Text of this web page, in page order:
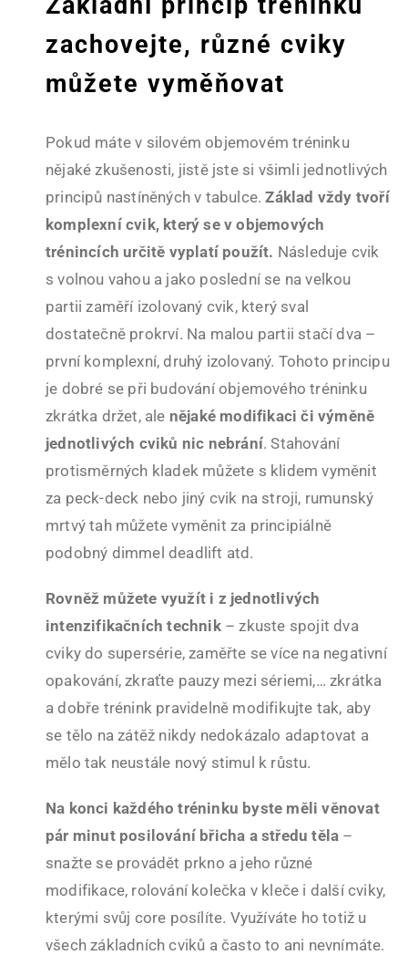
zachovejte, různé cviky
můžete vyměňovat
Pokud máte v silovém objemovém tréninku
nějaké zkušenosti, jistě jste si všimli jednotlivých
principů nastíněných v tabulce.Základ vždy tvoří
komplexní cvik, který se v objemových
trénincích určitě vyplatí použít. Následuje cvik
s volnou vahou a jako poslední se na velkou
partii zaměří izolovaný cvik, který sval
dostatečně prokrví. Na malou partii stačí dva –
první komplexní, druhý izolovaný. Tohoto principu
je dobré se při budování objemového tréninku
zkrátka držet, ale nějaké modifikaci či výměně
jednotlivých cviků nic nebrání. Stahování
protisměrných kladek můžete s klidem vyměnit
za peck-deck nebo jiný cvik na stroji, rumunský
mrtvý tah můžete vyměnit za principiálně
podobný dimmel deadlift atd.
Rovněž můžete využít i z jednotlivých
intenzifikačních technik– zkuste spojit dva
cviky do supersérie, zaměřte se více na negativní
opakování, zkraťte pauzy mezi sériemi,… zkrátka
a dobře trénink pravidelně modifikujte tak, aby
se tělo na zátěž nikdy nedokázalo adaptovat a
mělo tak neustále nový stimul k růstu.
Na konci každého tréninku byste měli věnovat
pár minut posilování břicha a středu těla –
snažte se provádět prkno a jeho různé
modifikace, rolování kolečka v kleče i další cviky,
kterými svůj core posílíte. Využíváte ho totiž u
všech základních cviků a často to ani nevnímáte.